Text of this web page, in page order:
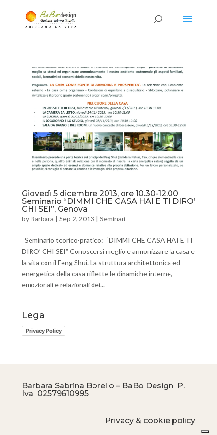
Giovedì 5 dicembre 2013, ore 10.30-12.00
Seminario “DIMMI CHE CASA HAI E TI DIRO’
CHI SEI”, Genova
byBarbara | Sep 2, 2013 | Seminari
Seminario teorico-pratico: “DIMMI CHE CASA HAI E TI
DIRO’ CHI SEI” Conoscersi meglio e armonizzare la casa e
la vita con il Feng Shui. La struttura architettonica ed
energetica della casa riflette le dinamiche interne,
emozionali e relazionali dei...
Legal
Privacy Policy
Barbara Sabrina Borello – BaBo Design P.
Iva 02579610995
Privacy & cookie policy